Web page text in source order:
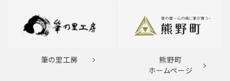
筆の里工房
熊野町
ホームページ